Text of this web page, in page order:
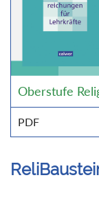
Oberstufe
PDF